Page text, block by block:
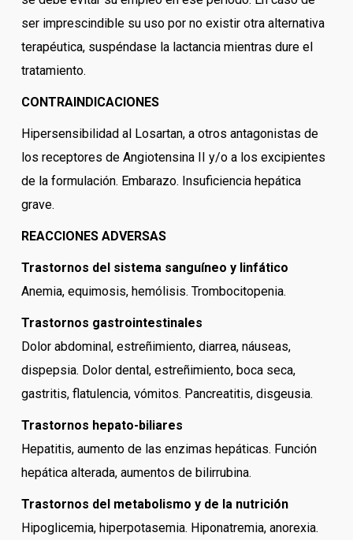
ser imprescindible su uso por no existir otra alternativa
terapéutica, suspéndase la lactancia mientras dure el
tratamiento.
CONTRAINDICACIONES
Hipersensibilidad al Losartan, a otros antagonistas de
los receptores de Angiotensina II y/o a los excipientes
de la formulación. Embarazo. Insuficiencia hepática
grave.
REACCIONES ADVERSAS
Trastornos del sistema sanguíneo y linfático
Anemia, equimosis, hemólisis. Trombocitopenia.
Trastornos gastrointestinales
Dolor abdominal, estreñimiento, diarrea, náuseas,
dispepsia. Dolor dental, estreñimiento, boca seca,
gastritis, flatulencia, vómitos. Pancreatitis, disgeusia.
Trastornos hepato-biliares
Hepatitis, aumento de las enzimas hepáticas. Función
hepática alterada, aumentos de bilirrubina.
Trastornos del metabolismo y de la nutrición
Hipoglicemia, hiperpotasemia. Hiponatremia, anorexia.